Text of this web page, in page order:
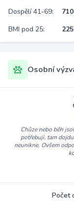
Dospělí 41-69:
BMI pod 25:
Osobní
Chůze nebo běh
potřebuji, tam
neunikne. Ovšem
Počet